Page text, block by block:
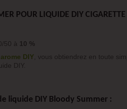
POUR LIQUIDE DIY CIGARETTE
50 à 10 %
DIY , vous obtiendrez en toute
DIY.
liquide DIY Bloody Summer :